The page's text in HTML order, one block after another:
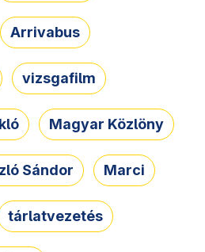
Arrivabus
vizsgafilm
Magyar Közlöny
Sándor Marci
tárlatvezetés